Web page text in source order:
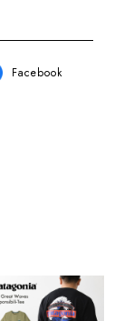
Facebook